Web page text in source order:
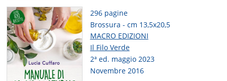
296 pagine
Brossura - cm 13,5x20,5
MACRO EDIZIONI
Il Filo Verde
2ª ed. maggio 2023
Novembre 2016